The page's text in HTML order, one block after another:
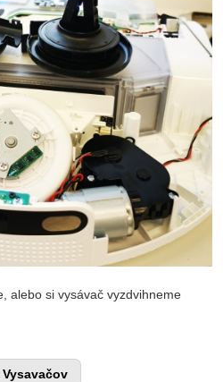
alebo si vysávač vyzdvihneme